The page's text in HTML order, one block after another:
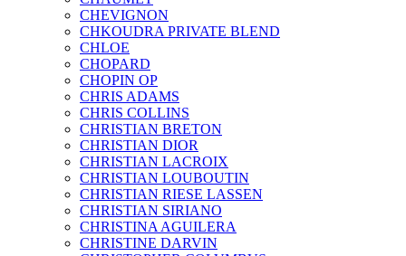
CHEVIGNON
CHKOUDRA PRIVATE BLEND
CHLOE
CHOPARD
CHOPIN OP
CHRIS ADAMS
CHRIS COLLINS
CHRISTIAN BRETON
CHRISTIAN DIOR
CHRISTIAN LACROIX
CHRISTIAN LOUBOUTIN
CHRISTIAN RIESE LASSEN
CHRISTIAN SIRIANO
CHRISTINA AGUILERA
CHRISTINE DARVIN